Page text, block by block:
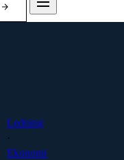
Ledning
·
Ekonomi